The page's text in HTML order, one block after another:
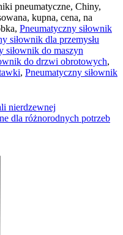
pneumatyczne, Chiny,
kupna, cena, na
Pneumatyczny siłownik
siłownik dla przemysłu
siłownik do maszyn
do drzwi obrotowych,
, Pneumatyczny siłownik
nierdzewnej
dla różnorodnych potrzeb